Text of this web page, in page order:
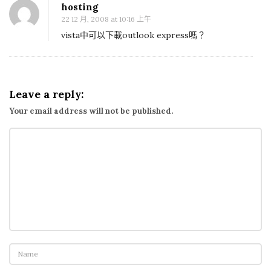
hosting
22 12 月, 2008 at 10:16 上午
vista中可以下載outlook express嗎？
Leave a reply:
Your email address will not be published.